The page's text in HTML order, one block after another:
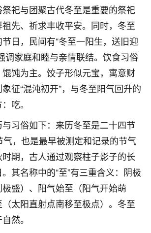
祀与团聚古代冬至是重要的祭祀
先、祈求丰收平安。同时，冬至
日，民间有“冬至一阳生，送旧迎
调家庭和睦与亲情联结。饮食习俗
饨为主。饺子形似元宝，寓意财
征“混沌初开”，与冬至阳气回升的
吃。
习俗如下：来历冬至是二十四节
，也是最早被测定和记录的节气
期，古人通过观察柱子影子的长
其名称中的“至”有三重含义：阴极
盛）、阳气始至（阳气开始萌
太阳直射点南移至极点）。冬至
然。
，其实跟老师聊过之后，最大的感
是心态会变好，万般皆是命，半点
川
看看，有没有人给个联系方式的啊？
老师微信：gjsy0624
12
也想要！
15
度法事？我想给我奶奶做超度，她今年